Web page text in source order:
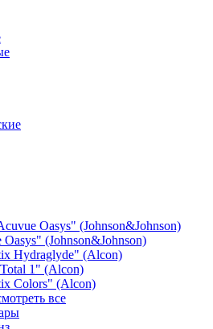
Oasys" (Johnson&Johnson)
(Johnson&Johnson)
Hydraglyde" (Alcon)
1" (Alcon)
Colors" (Alcon)
все